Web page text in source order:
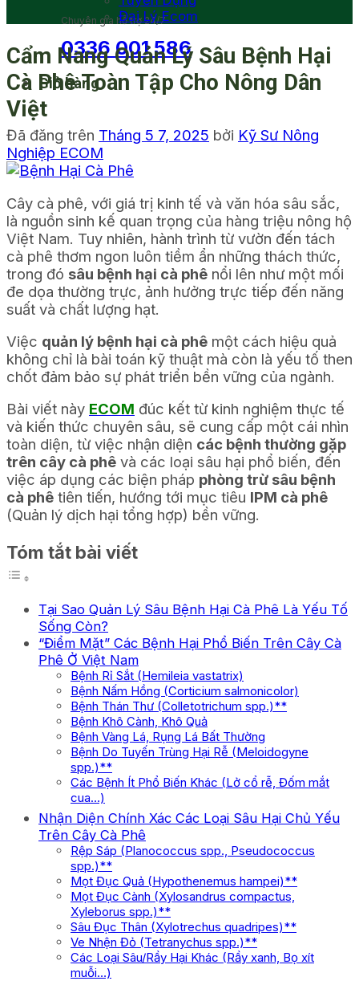
Chuyên gia hỗ trợ 24/7
0336 001 586
Giỏ hàng
Đại Lý Ecom
Cẩm Nang Quản Lý Sâu Bệnh Hại
Cà Phê Toàn Tập Cho Nông Dân
Việt
Đã đăng trên Tháng 5 7, 2025 bởi Kỹ Sư Nông
Nghiệp ECOM
Cây cà phê, với giá trị kinh tế và văn hóa sâu sắc,
là nguồn sinh kế quan trọng của hàng triệu nông hộ
Việt Nam. Tuy nhiên, hành trình từ vườn đến tách
cà phê thơm ngon luôn tiềm ẩn những thách thức,
trong đó sâu bệnh hại cà phê nổi lên như một mối
đe dọa thường trực, ảnh hưởng trực tiếp đến năng
suất và chất lượng hạt.
Việc quản lý bệnh hại cà phê một cách hiệu quả
không chỉ là bài toán kỹ thuật mà còn là yếu tố then
chốt đảm bảo sự phát triển bền vững của ngành.
Bài viết này ECOM đúc kết từ kinh nghiệm thực tế
và kiến thức chuyên sâu, sẽ cung cấp một cái nhìn
toàn diện, từ việc nhận diện các bệnh thường gặp
trên cây cà phê và các loại sâu hại phổ biến, đến
việc áp dụng các biện pháp phòng trừ sâu bệnh
cà phê tiên tiến, hướng tới mục tiêu IPM cà phê
(Quản lý dịch hại tổng hợp) bền vững.
Tóm tắt bài viết
Tại Sao Quản Lý Sâu Bệnh Hại Cà Phê Là Yếu Tố
Sống Còn?
“Điểm Mặt” Các Bệnh Hại Phổ Biến Trên Cây Cà
Phê Ở Việt Nam
Bệnh Rỉ Sắt (Hemileia vastatrix)
Bệnh Nấm Hồng (Corticium salmonicolor)
Bệnh Thán Thư (Colletotrichum spp.)**
Bệnh Khô Cành, Khô Quả
Bệnh Vàng Lá, Rụng Lá Bất Thường
Bệnh Do Tuyến Trùng Hại Rễ (Meloidogyne
spp.)**
Các Bệnh Ít Phổ Biến Khác (Lở cổ rễ, Đốm mắt
cua…)
Nhận Diện Chính Xác Các Loại Sâu Hại Chủ Yếu
Trên Cây Cà Phê
Rệp Sáp (Planococcus spp., Pseudococcus
spp.)**
Mọt Đục Quả (Hypothenemus hampei)**
Mọt Đục Cành (Xylosandrus compactus,
Xyleborus spp.)**
Sâu Đục Thân (Xylotrechus quadripes)**
Ve Nhện Đỏ (Tetranychus spp.)**
Các Loại Sâu/Rầy Hại Khác (Rầy xanh, Bọ xít
muỗi…)